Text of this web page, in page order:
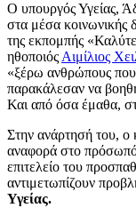
Ο υπουργός Υγείας,
στα μέσα κοινωνικής
της εκπομπής
ηθοποιός Αιμίλιος
«ξέρω ανθρώπους
παρακάλεσαν να
Και από όσα έμαθα,
Στην ανάρτησή του, ο
αναφορά στο πρόσωπό
επιτελείο του
αντιμετωπίζουν
Υγείας.